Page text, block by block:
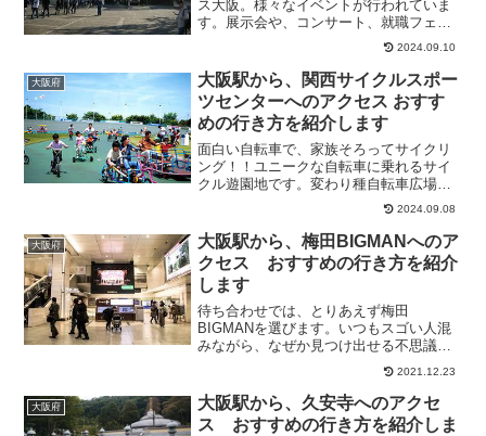
ス大阪。様々なイベントが行われていま
す。展示会や、コンサート、就職フェア
や、学校、大学フェアなど。1号館から6
号館まであります。そこで今回は、イン
テックス大阪から、難波駅へのアクセス
方法について、紹介しま...
2024.09.10
大阪府
大阪駅から、関西サイクルスポー
ツセンターへのアクセス おすす
めの行き方を紹介します
面白い自転車で、家族そろってサイクリ
ング！！ユニークな自転車に乗れるサイ
クル遊園地です。変わり種自転車広場に
は、今までに見たことのない自転車８０
種６００台がお待ちかね。森の中を走り
抜ける、園内一周の３Ｋｍのサイクリン
グコースは、爽やかな風を...
2024.09.08
大阪府
大阪駅から、梅田BIGMANへのア
クセス おすすめの行き方を紹介
します
待ち合わせでは、とりあえず梅田
BIGMANを選びます。いつもスゴい人混
みながら、なぜか見つけ出せる不思議な
場所です。待ち合わせより早く行ってし
まっても、隣りに紀伊國屋書店があるの
で時間が潰せます。スクリーン向かいで
イベントもしています。そこ...
2021.12.23
大阪府
大阪駅から、久安寺へのアクセ
ス おすすめの行き方を紹介しま